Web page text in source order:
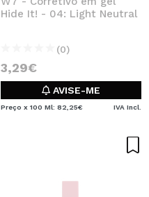
Hide It! - 04: Light Neutral
(0)
3,29€
AVISE-ME
Preço x 100 Ml: 82,25€ IVA Incl.